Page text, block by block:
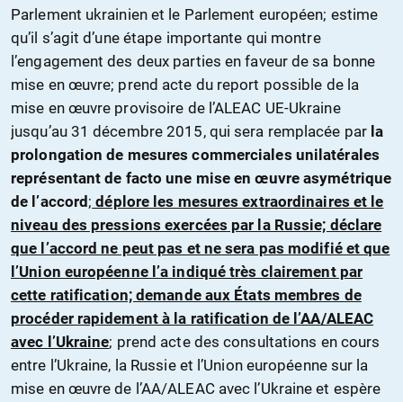
Parlement ukrainien et le Parlement européen; estime
qu’il s’agit d’une étape importante qui montre
l’engagement des deux parties en faveur de sa bonne
mise en œuvre; prend acte du report possible de la
mise en œuvre provisoire de l’ALEAC UE-Ukraine
jusqu’au 31 décembre 2015, qui sera remplacée par la
prolongation de mesures commerciales unilatérales
représentant de facto une mise en œuvre asymétrique
de l’accord ; déplore les mesures extraordinaires et le
niveau des pressions exercées par la Russie; déclare
que l’accord ne peut pas et ne sera pas modifié et que
l’Union européenne l’a indiqué très clairement par
cette ratification; demande aux États membres de
procéder rapidement à la ratification de l’AA/ALEAC
avec l’Ukraine; prend acte des consultations en cours
entre l’Ukraine, la Russie et l’Union européenne sur la
mise en œuvre de l’AA/ALEAC avec l’Ukraine et espère